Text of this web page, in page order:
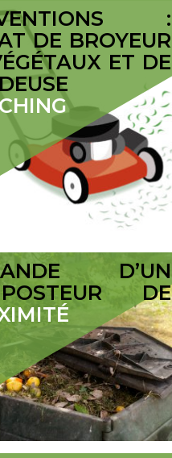
:
DE BROYEUR
ET DE
D’UN
DE